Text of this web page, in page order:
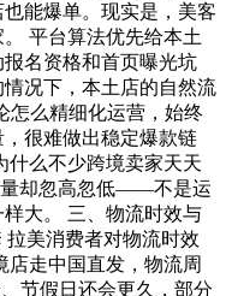
能爆单。现实是，美客
平台算法优先给本土
名资格和首页曝光坑
况下，本土店的自然流
怎么精细化运营，始终
很难做出稳定爆款链
什么不少跨境卖家天天
量却忽高忽低——不是运
大。 三、物流时效与
美消费者对物流时效
店走中国直发，物流周
节假日还会更久，部分